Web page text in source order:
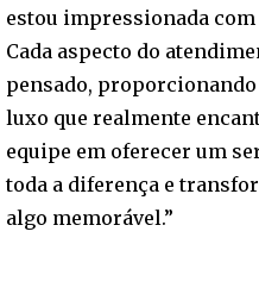
estou impressionada com
Cada aspecto do
pensado,
luxo que realmente
equipe em oferecer um
toda a diferença e
algo memorável.”